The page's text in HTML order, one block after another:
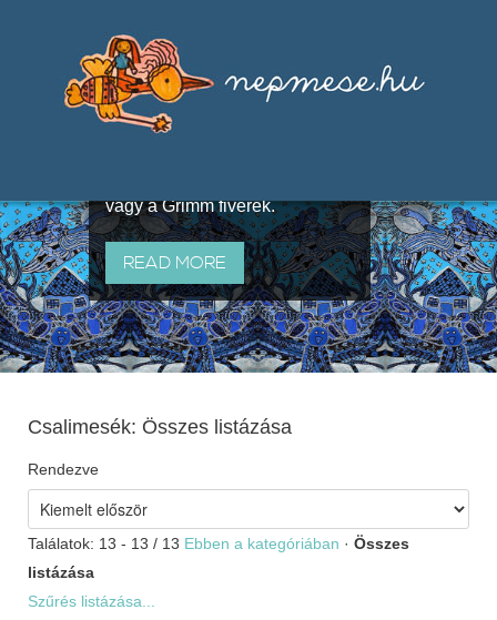
útján terjedő elbeszélésekből,
melyeket olyan ismert gyűjtők
állítottak össze, mint Benedek
vagy a Grimm fivérek.
READ MORE
Csalimesék: Összes listázása
Rendezve
Találatok: 13 - 13 / 13 Ebben a kategóriában · Összes
listázása
Szűrés listázása...